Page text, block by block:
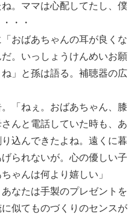
。ママは心配してたし、僕
・・
おばあちゃんの耳が良くな
。いっしょうけんめいお願
」と孫は語る。補聴器の広
「ねぇ。おばあちゃん、膝
んと電話していた時も、あ
込んできたよね。遠くに暮
られないが。心の優しい子
ゃんは何より嬉しい」
なたは手製のプレゼントを
似てものづくりのセンスが